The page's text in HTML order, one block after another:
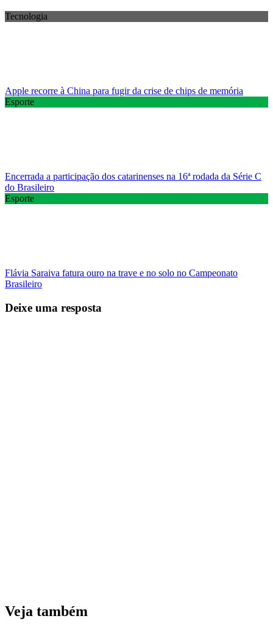
Tecnologia
Apple recorre à China para fugir da crise de chips de memória
Esporte
Encerrada a participação dos catarinenses na 16ª rodada da Série C
do Brasileiro
Esporte
Flávia Saraiva fatura ouro na trave e no solo no Campeonato
Brasileiro
Deixe uma resposta
Veja também